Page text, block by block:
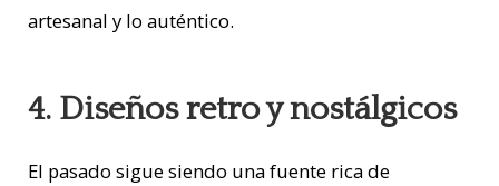
artesanal y lo auténtico.
4. Diseños retro y nostálgicos
El pasado sigue siendo una fuente rica de